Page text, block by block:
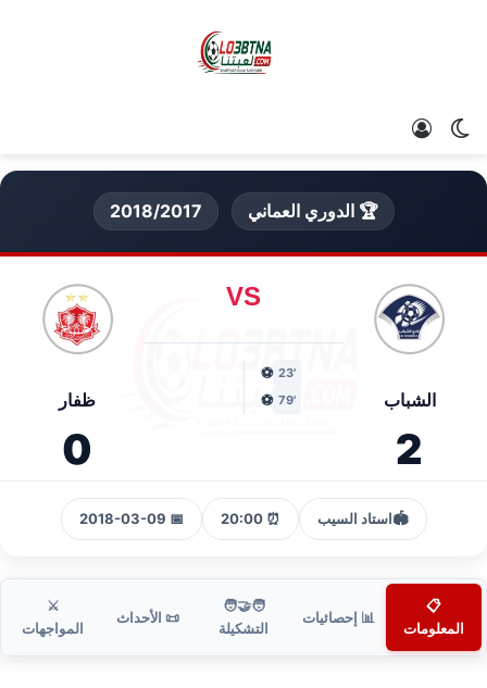
الوضع المظلم
🏆 الدوري العماني 2018/2017
الشباب
2
VS
'23
⚽
'79
⚽ ظفار
0
🏟️استاد السيب ⏰ 20:00
📅 2018-03-09
📋
المعلومات
📊 إحصائيات
🧑‍🤝‍🧑
التشكيلة
📜 الأحداث
⚔️
المواجهات